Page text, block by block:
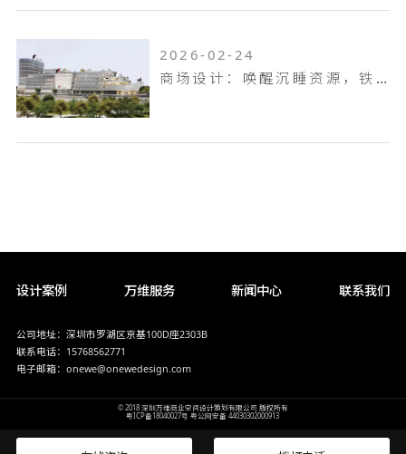
2026-02-24
商场设计：唤醒沉睡资源，铁岭双燕天河城，狂揽 9.6 万客流
设计案例 万维服务 新闻中心 联系我们
公司地址：深圳市罗湖区京基100D座2303B
联系电话：15768562771
电子邮箱：onewe@onewedesign.com
© 2018 深圳万维商业空间设计策划有限公司 版权所有
粤ICP备18040027号 粤公网安备 44030302000913